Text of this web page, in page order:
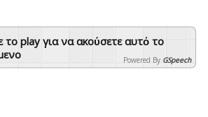
Powered By GSpeech